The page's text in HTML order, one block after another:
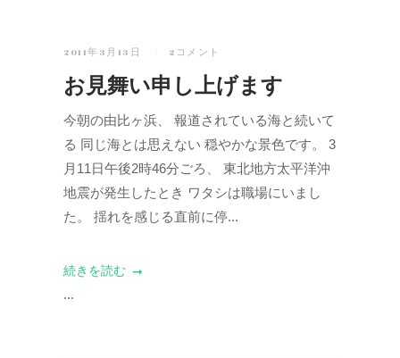
2011年3月13日 2コメント
お見舞い申し上げます
今朝の由比ヶ浜、 報道されている海と続いて
る 同じ海とは思えない 穏やかな景色です。 3
月11日午後2時46分ごろ、 東北地方太平洋沖
地震が発生したとき ワタシは職場にいまし
た。 揺れを感じる直前に停...
続きを読む
...